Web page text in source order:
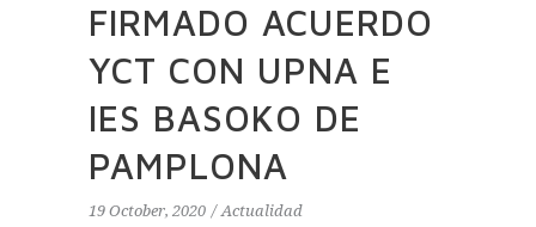
FIRMADO ACUERDO
YCT CON UPNA E
IES BASOKO DE
PAMPLONA
19 October, 2020 Actualidad